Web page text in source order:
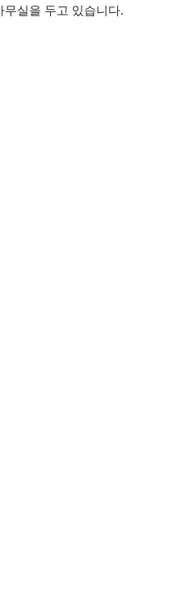
실을 두고 있습니다.